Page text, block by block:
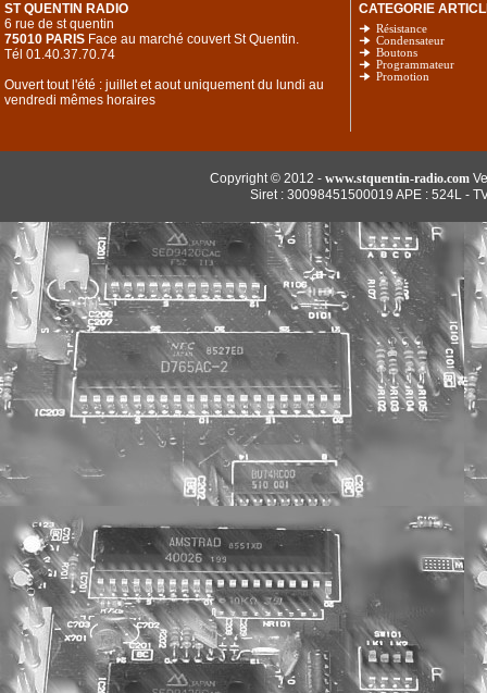
ST QUENTIN RADIO
6 rue de st quentin
75010 PARIS Face au marché couvert St Quentin.
Tél 01.40.37.70.74
Ouvert tout l'été : juillet et aout uniquement du lundi au
vendredi mêmes horaires
CATEGORIE
Résistance
Condensateur
Boutons
Programmateur
Promotion
Copyright © 2012 - www.stquentin-radio.com
Siret : 30098451500019 APE : 524L -